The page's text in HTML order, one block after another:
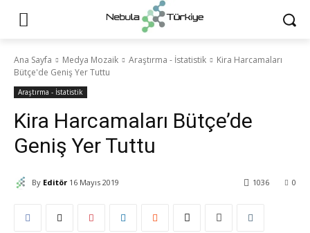
Ana Sayfa Medya Mozaik Araştırma - İstatistik
Kira Harcamaları
Bütçe'de Geniş Yer Tuttu
Araştırma - İstatistik
Kira Harcamaları Bütçe’de
Geniş Yer Tuttu
By Editör 16 Mayıs 2019 0
1036